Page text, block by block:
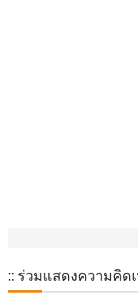
:: ร่วมแสดงความคิด